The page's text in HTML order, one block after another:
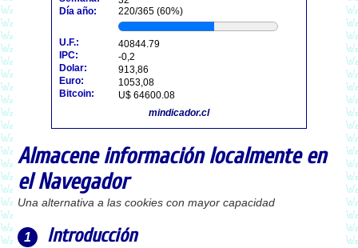
Día año:
220/365 (60%)
U.F.:
40844.79
IPC:
-0,2
Dolar:
913,86
Euro:
1053,08
Bitcoin:
U$ 64600.08
mindicador.cl
Almacene información localmente en
el Navegador
Una alternativa a las cookies con mayor capacidad
Introducción